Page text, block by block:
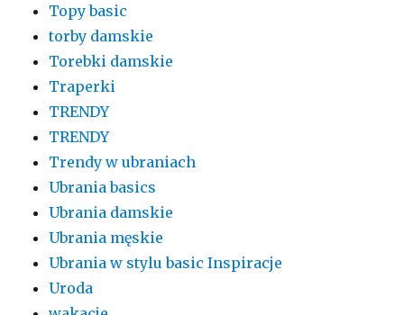
Topy basic
torby damskie
Torebki damskie
Traperki
TRENDY
TRENDY
Trendy w ubraniach
Ubrania basics
Ubrania damskie
Ubrania męskie
Ubrania w stylu basic Inspiracje
Uroda